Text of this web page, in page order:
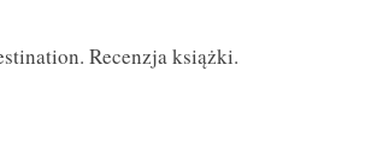
Recenzja książki.